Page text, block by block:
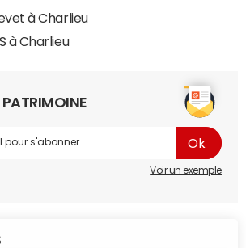
à Charlieu
à Charlieu
PATRIMOINE
Voir un exemple